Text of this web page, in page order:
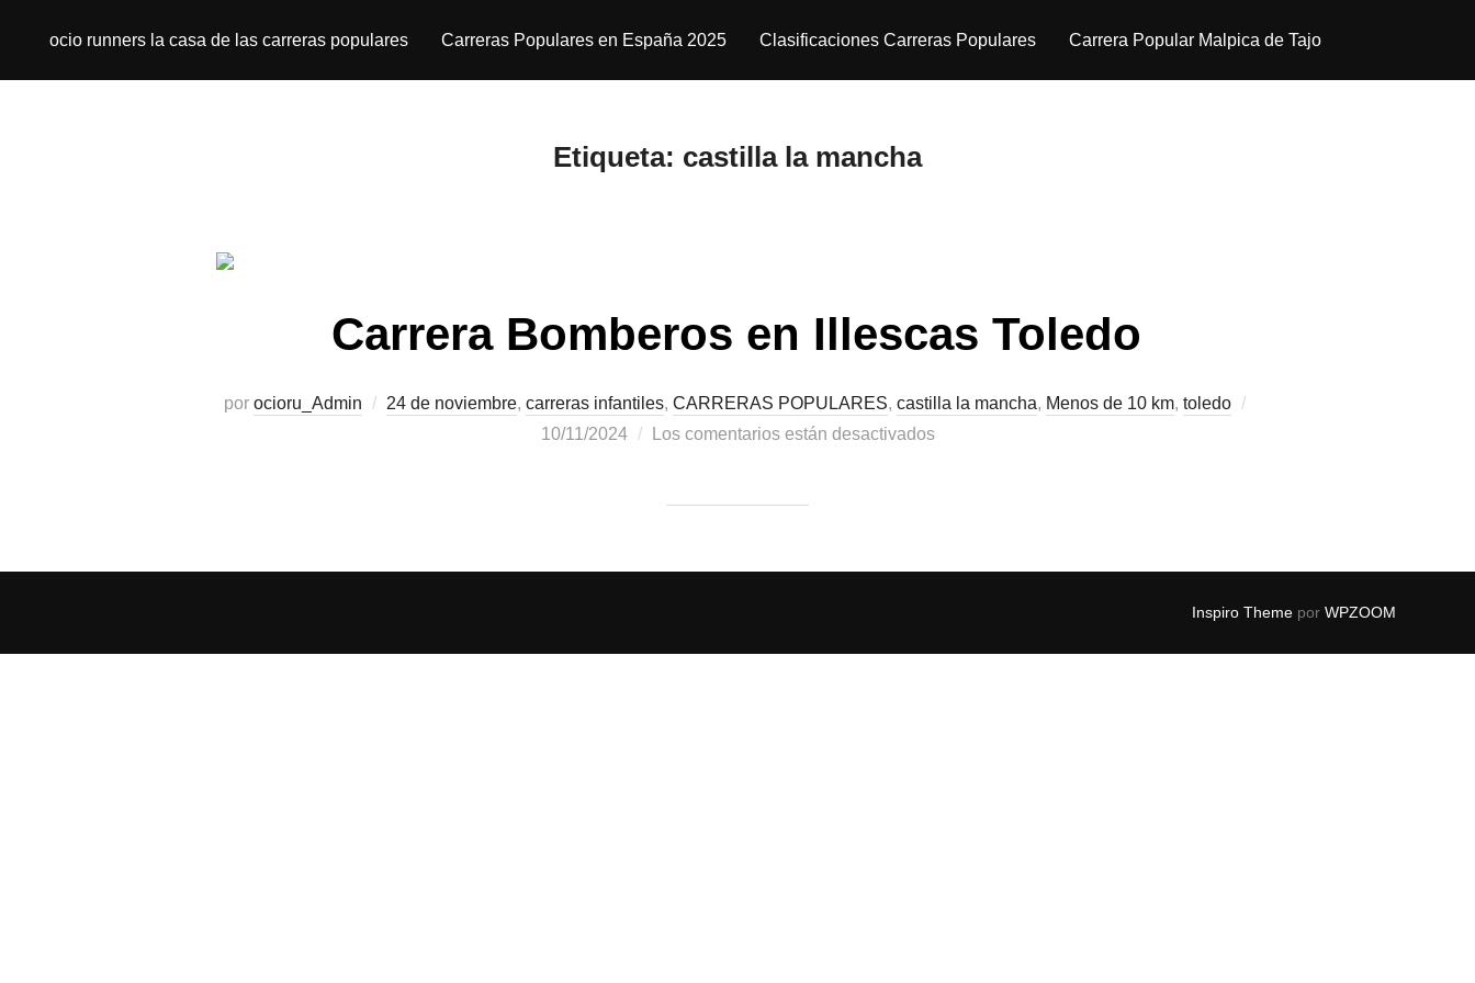
ocio runners la casa de las carreras populares Carreras Populares en España 2025 Clasificaciones Carreras Populares Carrera Popular Malpica de Tajo
Etiqueta: castilla la mancha
Carrera Bomberos en Illescas Toledo
por ocioru_Admin 24 de noviembre, carreras infantiles, CARRERAS POPULARES, castilla la mancha, Menos de 10 km, toledo
10/11/2024
Los comentarios están desactivados
Inspiro Theme por WPZOOM